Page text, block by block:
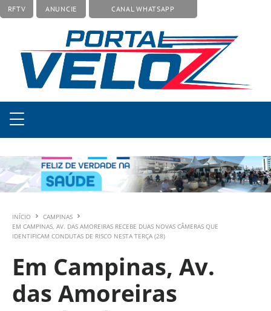
RFTV ANUNCIE CANAL WHATSAPP
INÍCIO
CAMPINAS
EM CAMPINAS, AV. DAS AMOREIRAS RECEBE DUAS NOVAS CÂMERAS QUE
IDENTIFICAM CONDUTAS DE RISCO NESTA TERÇA (28)
Em Campinas, Av.
das Amoreiras